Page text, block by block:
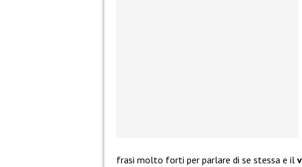
frasi molto forti per parlare di se stessa e il